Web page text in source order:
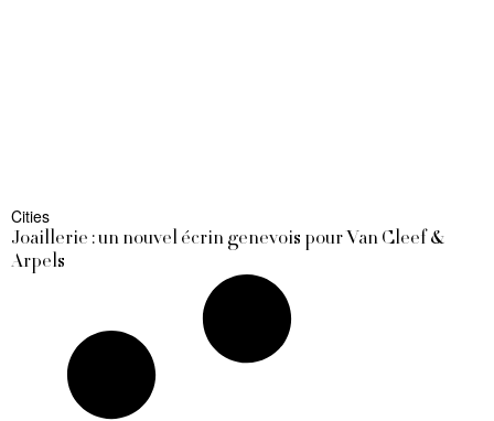
Cities
Joaillerie : un nouvel écrin genevois pour Van Cleef &
Arpels